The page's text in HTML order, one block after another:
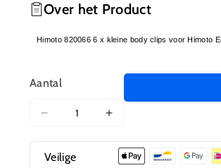
Over het Product
Himoto 820066 6 x kleine body clips voor Himoto
Aantal
Aantal
voor
Aantal
voor
Veilige